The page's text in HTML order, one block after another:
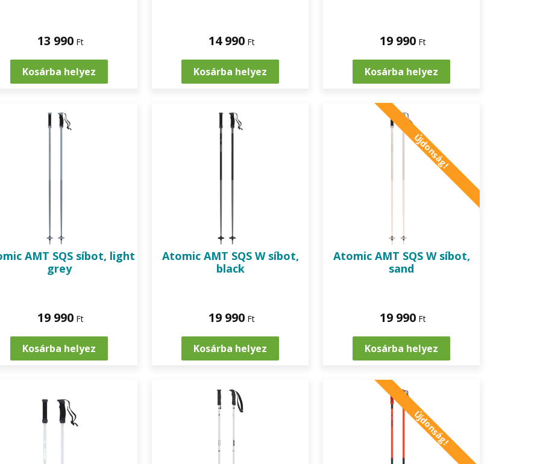
13 990 Ft
Kosárba helyez
14 990 Ft
Kosárba helyez
19 990 Ft
Kosárba helyez
AMT SQS síbot, light
grey
19 990 Ft
Kosárba helyez
Atomic AMT SQS W síbot,
black
19 990 Ft
Kosárba helyez
Újdonság!
Atomic AMT SQS W síbot,
sand
19 990 Ft
Kosárba helyez
Újdonság!